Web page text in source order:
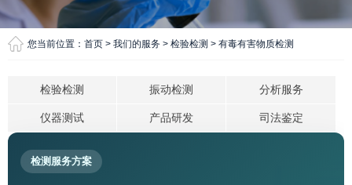
您当前位置： 首页 > 我们的服务 > 检验检测 > 有毒有害物质检测
检验检测 振动检测 分析服务
仪器测试 产品研发 司法鉴定
检测服务方案